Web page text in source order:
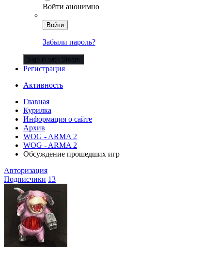
Войти анонимно
Войти
Забыли пароль?
Sign in with Steam
Регистрация
Активность
Главная
Курилка
Информация о сайте
Архив
WOG - ARMA 2
WOG - ARMA 2
Обсуждение прошедших игр
Авторизация
Подписчики 13